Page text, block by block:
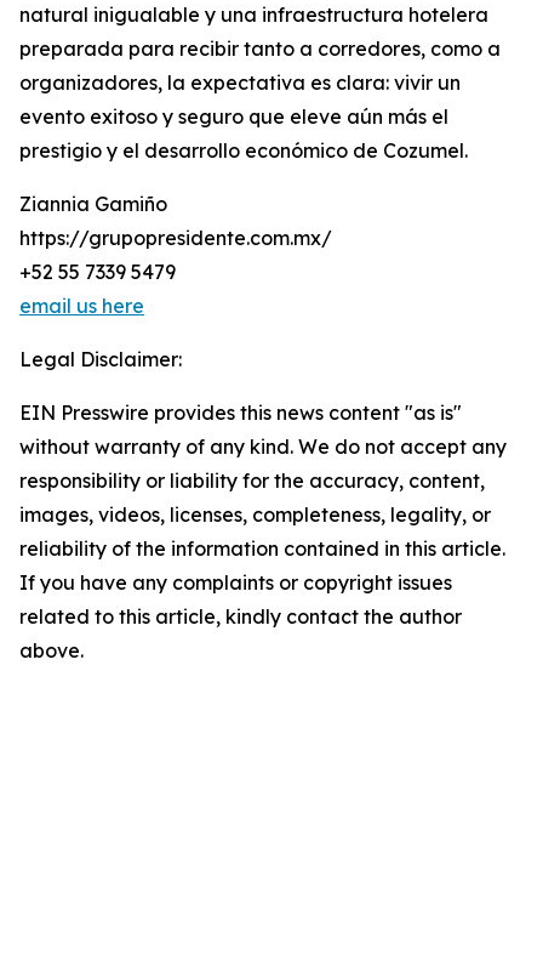
natural inigualable y una infraestructura hotelera
preparada para recibir tanto a corredores, como a
organizadores, la expectativa es clara: vivir un
evento exitoso y seguro que eleve aún más el
prestigio y el desarrollo económico de Cozumel.
Ziannia Gamiño
https://grupopresidente.com.mx/
+52 55 7339 5479
email us here
Legal Disclaimer:
EIN Presswire provides this news content "as is"
without warranty of any kind. We do not accept any
responsibility or liability for the accuracy, content,
images, videos, licenses, completeness, legality, or
reliability of the information contained in this article.
If you have any complaints or copyright issues
related to this article, kindly contact the author
above.